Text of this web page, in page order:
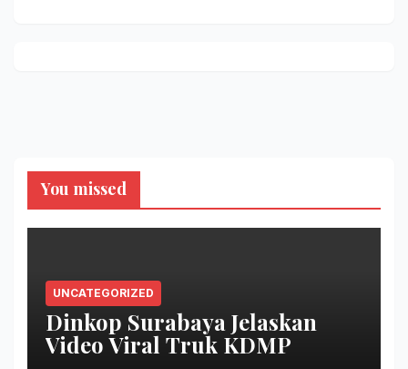
You missed
UNCATEGORIZED
Dinkop Surabaya Jelaskan
Video Viral Truk KDMP